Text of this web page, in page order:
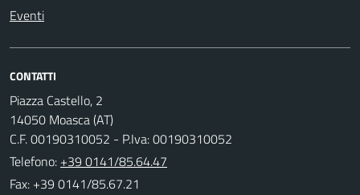
Eventi
CONTATTI
Piazza Castello, 2
14050 Moasca (AT)
C.F. 00190310052 - P.Iva: 00190310052
Telefono: +39 0141/85.64.47
Fax: +39 0141/85.67.21